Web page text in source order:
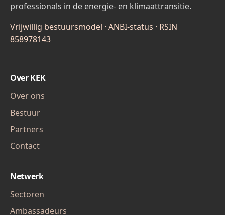
professionals in de energie- en klimaattransitie.
Vrijwillig bestuursmodel · ANBI-status · RSIN
858978143
Over KEK
Over ons
Bestuur
Partners
Contact
Netwerk
Sectoren
Ambassadeurs